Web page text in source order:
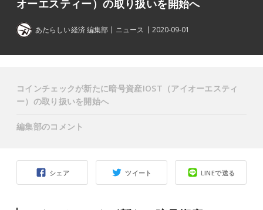
オーエスティー）の取り扱いを開始へ
あたらしい経済 編集部 ニュース 2020-09-01
シェア ツイート LINEで送る
コインチェックが新たに暗号資産IOST（アイオーエスティ
ー）の取り扱いを開始へ
編集部のコメント